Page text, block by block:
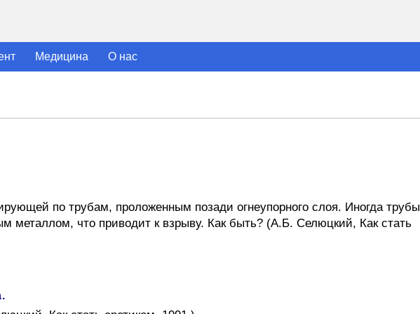
Медицина О нас
по трубам, проложенным позади огнеупорного слоя. Иногда трубы
металлом, что приводит к взрыву. Как быть? (А.Б. Селюцкий, Как стать